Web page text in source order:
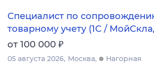
Специалист по
товарному учету (1С /
от 100 000 ₽
05 августа 2026 Москва
Нагорная